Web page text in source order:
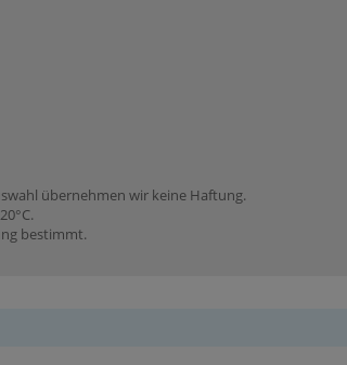
übernehmen wir keine Haftung.
bestimmt.